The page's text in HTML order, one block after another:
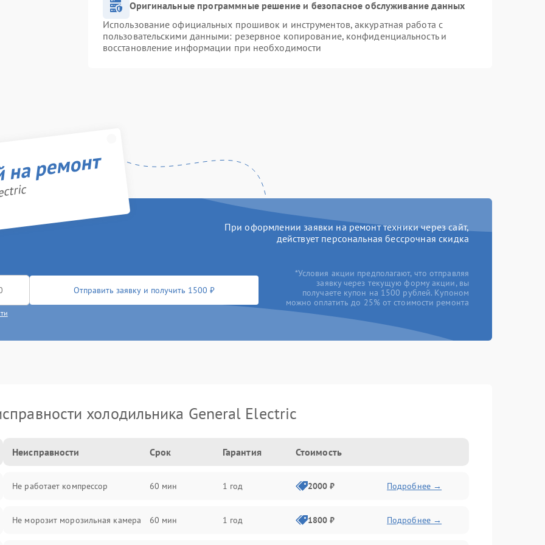
Оригинальные программные решение и безопасное обслуживание данных
Использование официальных прошивок и инструментов, аккуратная работа с
пользовательскими данными: резервное копирование, конфиденциальность и
восстановление информации при необходимости
ремонт
При оформлении заявки на ремонт техники через сайт,
действует персональная бессрочная скидка
Отправить заявку и получить 1500 ₽
*Условия акции предполагают, что отправляя
заявку через текущую форму акции, вы
получаете купон на 1500 рублей. Купоном
можно оплатить до 25% от стоимости ремонта
холодильника General Electric
Неисправности Срок Гарантия Стоимость
Не работает компрессор 60 мин 1 год 2000 ₽ Подробнее →
Не морозит морозильная камера 60 мин 1 год 1800 ₽ Подробнее →